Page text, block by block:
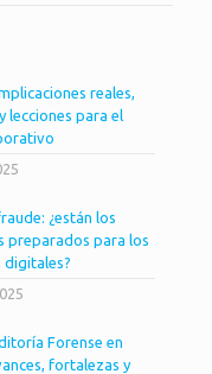
reales,
lecciones para el
¿están los
preparados para los
digitales?
Forense en
fortalezas y